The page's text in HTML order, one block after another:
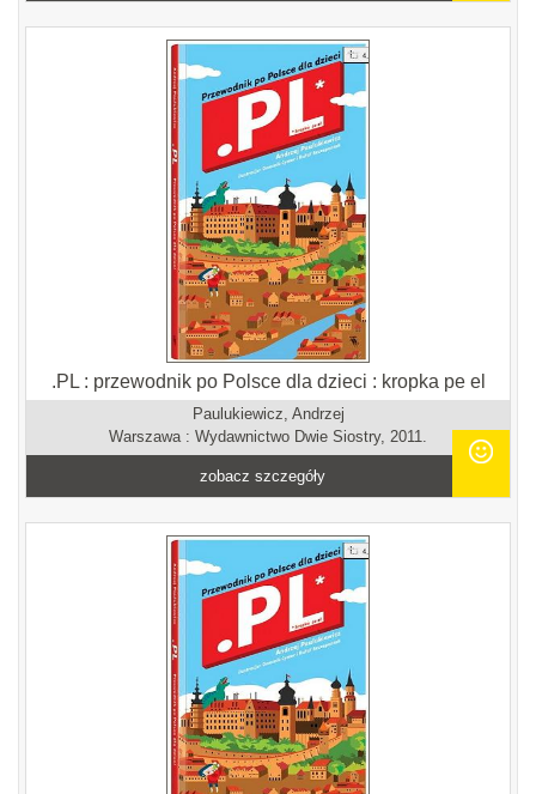
.PL : przewodnik po Polsce dla dzieci : kropka pe el
Paulukiewicz, Andrzej
Warszawa : Wydawnictwo Dwie Siostry, 2011.
zobacz szczegóły